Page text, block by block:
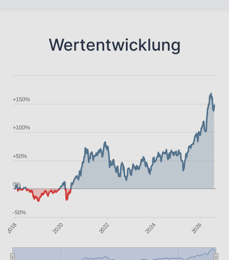
Wertentwicklung
2018 2020 2022 2024 2026
-50%
0%
+50%
+100%
+150%